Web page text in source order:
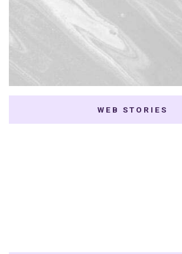
WEB STORIES
7 K-dramas Enemies
to Lovers
Thai
First e